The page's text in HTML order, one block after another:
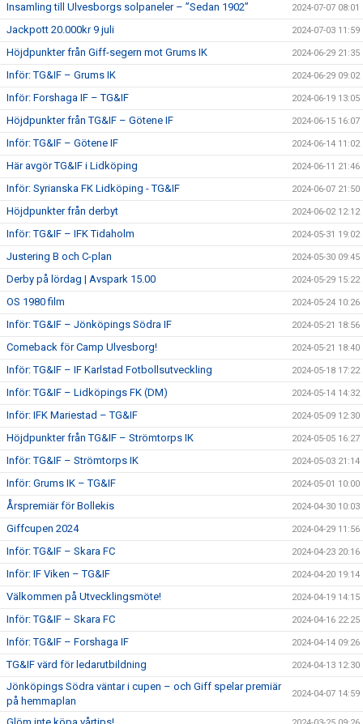
Insamling till Ulvesborgs solpaneler – ”Sedan 1902” 2024-07-07 08:01
Jackpott 20.000kr 9 juli 2024-07-03 11:59
Höjdpunkter från Giff-segern mot Grums IK 2024-06-29 21:35
Inför: TG&IF – Grums IK 2024-06-29 09:02
Inför: Forshaga IF – TG&IF 2024-06-19 13:05
Höjdpunkter från TG&IF – Götene IF 2024-06-15 16:07
Inför: TG&IF – Götene IF 2024-06-14 11:02
Här avgör TG&IF i Lidköping 2024-06-11 21:46
Inför: Syrianska FK Lidköping - TG&IF 2024-06-07 21:50
Höjdpunkter från derbyt 2024-06-02 12:12
Inför: TG&IF – IFK Tidaholm 2024-05-31 19:02
Justering B och C-plan 2024-05-30 09:45
Derby på lördag | Avspark 15.00 2024-05-29 15:22
OS 1980 film 2024-05-24 10:26
Inför: TG&IF – Jönköpings Södra IF 2024-05-21 18:56
Comeback för Camp Ulvesborg! 2024-05-21 18:40
Inför: TG&IF – IF Karlstad Fotbollsutveckling 2024-05-18 17:22
Inför: TG&IF – Lidköpings FK (DM) 2024-05-14 14:32
Inför: IFK Mariestad – TG&IF 2024-05-09 12:30
Höjdpunkter från TG&IF – Strömtorps IK 2024-05-05 16:27
Inför: TG&IF – Strömtorps IK 2024-05-03 21:14
Inför: Grums IK – TG&IF 2024-05-01 10:00
Årspremiär för Bollekis 2024-04-30 10:03
Giffcupen 2024 2024-04-29 11:56
Inför: TG&IF – Skara FC 2024-04-23 20:16
Inför: IF Viken – TG&IF 2024-04-20 19:14
Välkommen på Utvecklingsmöte! 2024-04-19 14:15
Inför: TG&IF – Skara FC 2024-04-16 22:25
Inför: TG&IF – Forshaga IF 2024-04-14 09:26
TG&IF värd för ledarutbildning 2024-04-13 12:30
Jönköpings Södra väntar i cupen – och Giff spelar premiär
på hemmaplan
2024-04-07 14:59